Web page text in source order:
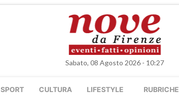
Sabato, 08 Agosto 2026 - 10:27
SPORT CULTURA LIFESTYLE RUBRICHE